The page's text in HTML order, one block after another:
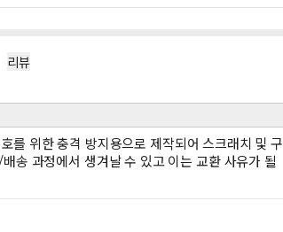
리뷰
를 위한 충격 방지용으로 제작되어 스크래치 및 구
송 과정에서 생겨날 수 있고 이는 교환 사유가 될